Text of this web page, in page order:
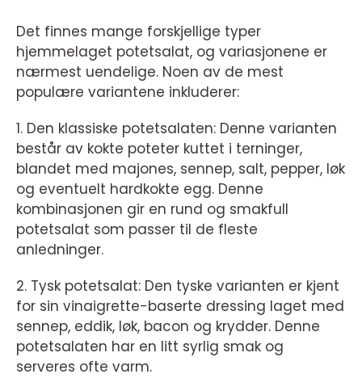
Det finnes mange forskjellige typer
hjemmelaget potetsalat, og variasjonene er
nærmest uendelige. Noen av de mest
populære variantene inkluderer:
1. Den klassiske potetsalaten: Denne varianten
består av kokte poteter kuttet i terninger,
blandet med majones, sennep, salt, pepper, løk
og eventuelt hardkokte egg. Denne
kombinasjonen gir en rund og smakfull
potetsalat som passer til de fleste
anledninger.
2. Tysk potetsalat: Den tyske varianten er kjent
for sin vinaigrette-baserte dressing laget med
sennep, eddik, løk, bacon og krydder. Denne
potetsalaten har en litt syrlig smak og
serveres ofte varm.